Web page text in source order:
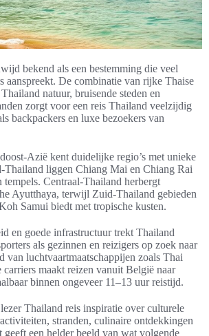
bekend als een bestemming die veel
aanspreekt. De combinatie van rijke Thaise
natuur, bruisende steden en
zorgt voor een reis Thailand veelzijdig
backpackers en luxe bezoekers van
Azië kent duidelijke regio’s met unieke
Thailand liggen Chiang Mai en Chiang Rai
tempels. Centraal-Thailand herbergt
Ayutthaya, terwijl Zuid-Thailand gebieden
Samui biedt met tropische kusten.
en goede infrastructuur trekt Thailand
als gezinnen en reizigers op zoek naar
van luchtvaartmaatschappijen zoals Thai
maakt reizen vanuit België naar
binnen ongeveer 11–13 uur reistijd.
Thailand reis inspiratie over culturele
stranden, culinaire ontdekkingen
een helder beeld van wat volgende